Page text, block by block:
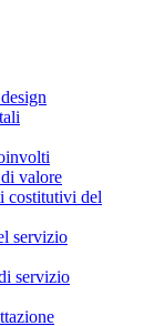
valore
costitutivi del
servizio
servizio